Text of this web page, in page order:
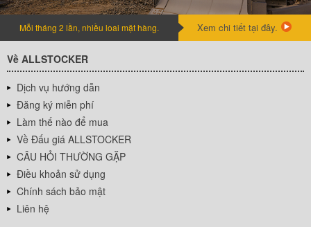
Mỗi tháng 2 lần, nhiều loai mặt hàng. Xem chi tiết tại đây.
Về ALLSTOCKER
Dịch vụ hướng dẫn
Đăng ký miễn phí
Làm thế nào để mua
Về Đấu giá ALLSTOCKER
CÂU HỎI THƯỜNG GẶP
Điều khoản sử dụng
Chính sách bảo mật
Liên hệ